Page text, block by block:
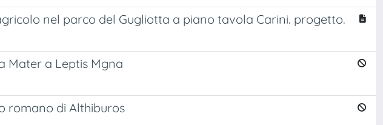
nel parco del Gugliotta a piano tavola Carini. progetto.
Mater a Leptis Mgna
romano di Althiburos